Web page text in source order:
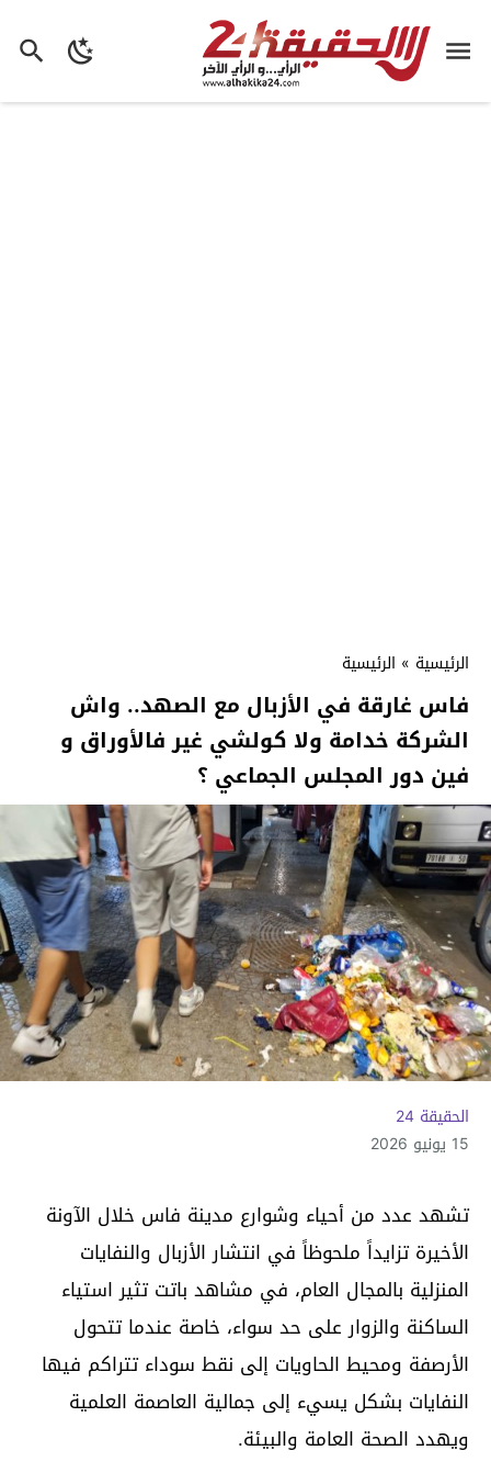
الرئيسية » الرئيسية
فاس غارقة في الأزبال مع الصهد.. واش
الشركة خدامة ولا كولشي غير فالأوراق و
فين دور المجلس الجماعي ؟
الحقيقة 24
15 يونيو 2026
تشهد عدد من أحياء وشوارع مدينة فاس خلال الآونة
الأخيرة تزايداً ملحوظاً في انتشار الأزبال والنفايات
المنزلية بالمجال العام، في مشاهد باتت تثير استياء
الساكنة والزوار على حد سواء، خاصة عندما تتحول
الأرصفة ومحيط الحاويات إلى نقط سوداء تتراكم فيها
النفايات بشكل يسيء إلى جمالية العاصمة العلمية
ويهدد الصحة العامة والبيئة.